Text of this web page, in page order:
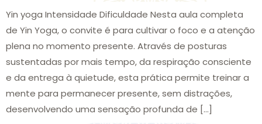
Yin yoga Intensidade Dificuldade Nesta aula completa
de Yin Yoga, o convite é para cultivar o foco e a atenção
plena no momento presente. Através de posturas
sustentadas por mais tempo, da respiração consciente
e da entrega à quietude, esta prática permite treinar a
mente para permanecer presente, sem distrações,
desenvolvendo uma sensação profunda de […]